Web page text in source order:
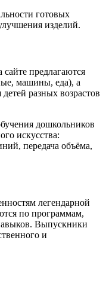
готовых
изделий.
предлагаются
машины, еда), а
разных возрастов
дошкольников
искусства:
передача объёма,
легендарной
по программам,
Выпускники
и